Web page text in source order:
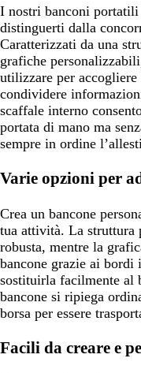
I nostri banconi
distinguerti dalla
Caratterizzati da una
grafiche
utilizzare per
condividere
scaffale interno
portata di mano ma
sempre in ordine
Varie opzioni per
Crea un bancone
tua attività. La struttura
robusta, mentre la
bancone grazie ai bordi
sostituirla facilmente al
bancone si ripiega
borsa per essere
Facili da creare e